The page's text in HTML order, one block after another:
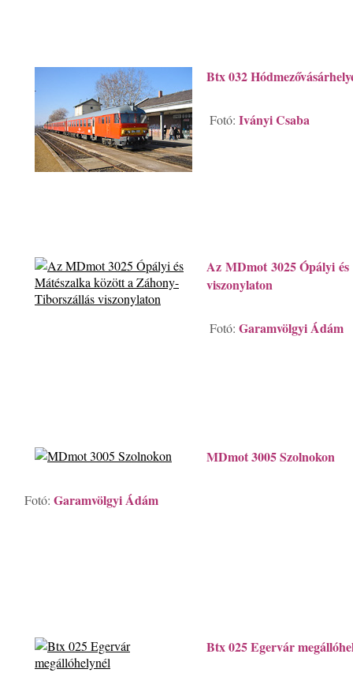
Btx 032
Fotó: Iványi Csaba
Az MDmot 3025 Ópályi
viszonylaton
Fotó: Garamvölgyi Ádám
MDmot 3005 Szolnokon
Fotó: Garamvölgyi Ádám
Btx 025 Egervár